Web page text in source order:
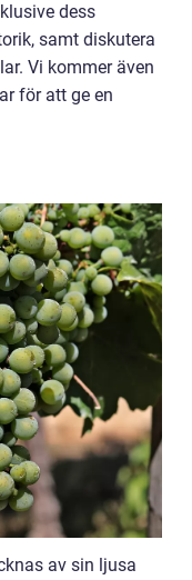
dess
samt diskutera
Vi kommer även
för att ge en
av sin ljusa